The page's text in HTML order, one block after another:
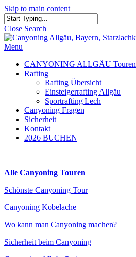
Skip to main content
Close Search
Menu
CANYONING ALLGÄU Touren
Rafting
Rafting Übersicht
Einsteigerrafting Allgäu
Sportrafting Lech
Canyoning Fragen
Sicherheit
Kontakt
2026 BUCHEN
Alle Canyoning Touren
Schönste Canyoning Tour
Canyoning Kobelache
Wo kann man Canyoning machen?
Sicherheit beim Canyoning